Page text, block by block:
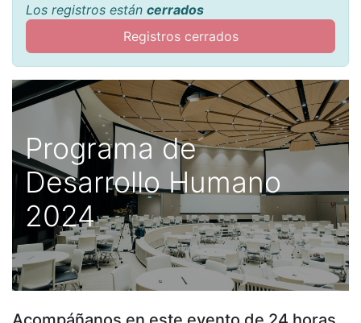
Los registros están cerrados
Registros cerrados
Programa de
Desarrollo Humano
2024